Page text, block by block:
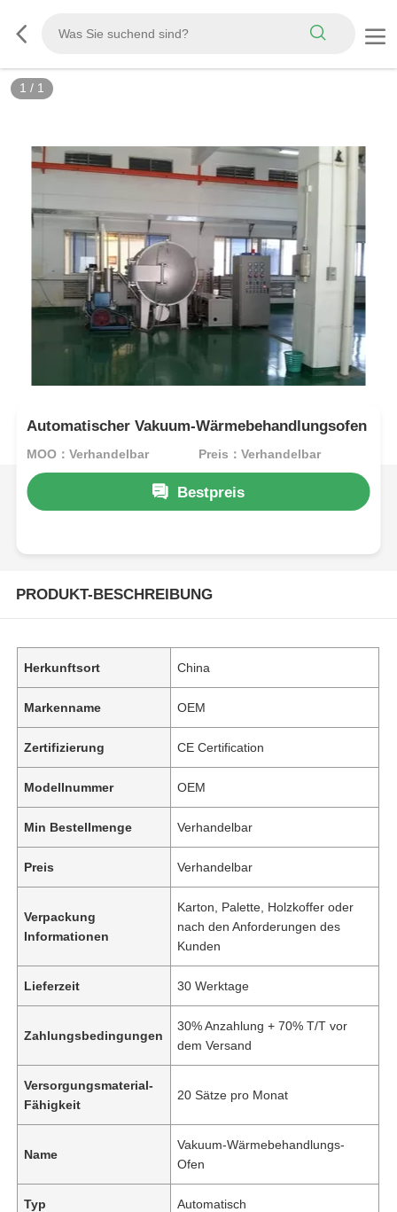
1 / 1
Automatischer Vakuum-Wärmebehandlungsofen
MOQ：Verhandelbar Preis：Verhandelbar
Bestpreis
PRODUKT-BESCHREIBUNG
Herkunftsort China
Markenname OEM
Zertifizierung CE Certification
Modellnummer OEM
Min Bestellmenge Verhandelbar
Preis Verhandelbar
Verpackung
Informationen
Karton, Palette, Holzkoffer oder
nach den Anforderungen des
Kunden
Lieferzeit 30 Werktage
Zahlungsbedingungen
30% Anzahlung + 70% T/T vor
dem Versand
Versorgungsmaterial-
Fähigkeit
20 Sätze pro Monat
Name
Vakuum-Wärmebehandlungs-
Ofen
Typ Automatisch